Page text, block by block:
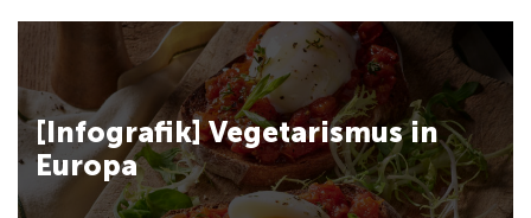
[Infografik] Vegetarismus in
Europa